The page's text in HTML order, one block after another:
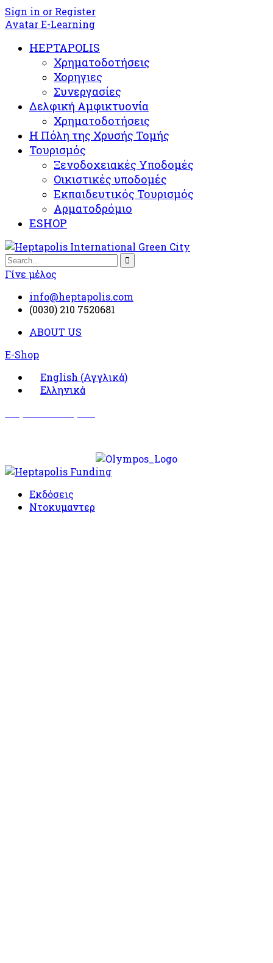
Sign in or Register
Avatar E-Learning
HEPTAPOLIS
Χρηματοδοτήσεις
Χορηγιες
Συνεργασίες
Δελφική Αμφικτυονία
Χρηματοδοτήσεις
Η Πόλη της Χρυσής Τομής
Τουρισμός
Ξενοδοχειακές Υποδομές​
Oικιστικές υποδομές
Εκπαιδευτικός Τουρισμός
Αρματοδρόμιο
ESHOP
Γίνε μέλος
info@heptapolis.com
(0030) 210 7520681
ABOUT US
E-Shop
English (Αγγλικά)
Ελληνικά
Εκδόσεις
Ντοκυμαντερ